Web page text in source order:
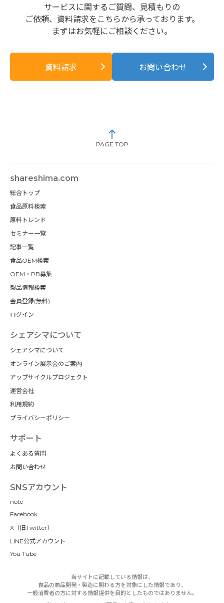
サービスに関するご質問、見積もりの
ご依頼、資料請求をこちらから承っております。
まずはお気軽にご相談ください。
資料請求 お問い合わせ
PAGE TOP
shareshima.com
総合トップ
食品原料検索
原料トレンド
セミナー一覧
記事一覧
食品OEM検索
OEM・PB募集
製品情報検索
会員登録(無料)
ログイン
シェアシマについて
シェアシマについて
オンライン展示会のご案内
アップサイクルプロジェクト
運営会社
利用規約
プライバシーポリシー
サポート
よくある質問
お問い合わせ
SNSアカウント
note
Facebook
X（旧Twitter）
LINE公式アカウント
You Tube
当サイトに記載している情報は、
食品の商品開発・製造に関わる方を対象にした情報であり、
一般消費者の方に対する情報提供を目的としたものではありません。